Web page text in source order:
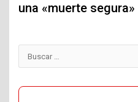
una «muerte segura»
Buscar: